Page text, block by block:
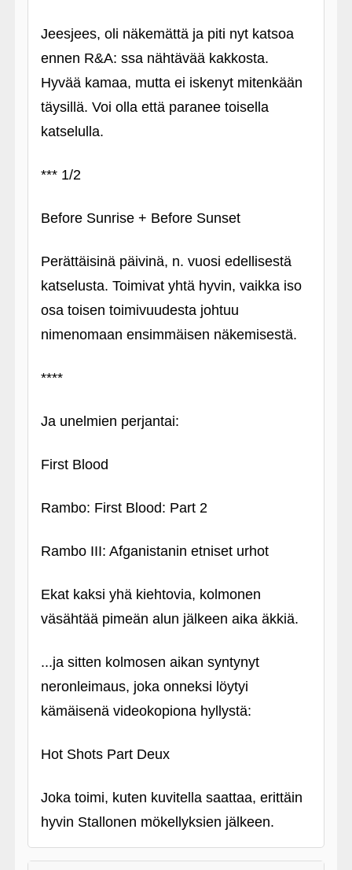
Jeesjees, oli näkemättä ja piti nyt katsoa
ennen R&A: ssa nähtävää kakkosta.
Hyvää kamaa, mutta ei iskenyt mitenkään
täysillä. Voi olla että paranee toisella
katselulla.
*** 1/2
Before Sunrise + Before Sunset
Perättäisinä päivinä, n. vuosi edellisestä
katselusta. Toimivat yhtä hyvin, vaikka iso
osa toisen toimivuudesta johtuu
nimenomaan ensimmäisen näkemisestä.
****
Ja unelmien perjantai:
First Blood
Rambo: First Blood: Part 2
Rambo III: Afganistanin etniset urhot
Ekat kaksi yhä kiehtovia, kolmonen
väsähtää pimeän alun jälkeen aika äkkiä.
...ja sitten kolmosen aikan syntynyt
neronleimaus, joka onneksi löytyi
kämäisenä videokopiona hyllystä:
Hot Shots Part Deux
Joka toimi, kuten kuvitella saattaa, erittäin
hyvin Stallonen mökellyksien jälkeen.